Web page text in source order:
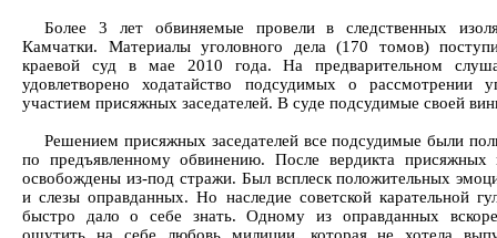
Более 3 лет обвиняемые провели в следственных
Камчатки. Материалы уголовного дела (170 томов)
краевой суд в мае 2010 года. На предварительном
удовлетворено ходатайство подсудимых о рассмотрении
участием присяжных заседателей. В суде подсудимые своей
Решением присяжных заседателей все подсудимые были
по предъявленному обвинению. После вердикта
освобождены из-под стражи. Был всплеск положительных
и слезы оправданных. Но наследие советской карательной
быстро дало о себе знать. Одному из оправданных